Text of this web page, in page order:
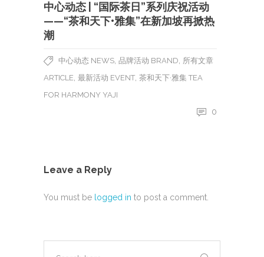
中心动态 | “国际茶日”系列庆祝活动
——“茶和天下•雅集”在新加坡再掀热
潮
中心动态 NEWS, 品牌活动 BRAND, 所有文章
ARTICLE, 最新活动 EVENT, 茶和天下·雅集 TEA
FOR HARMONY YAJI
0
Leave a Reply
You must be logged in to post a comment.